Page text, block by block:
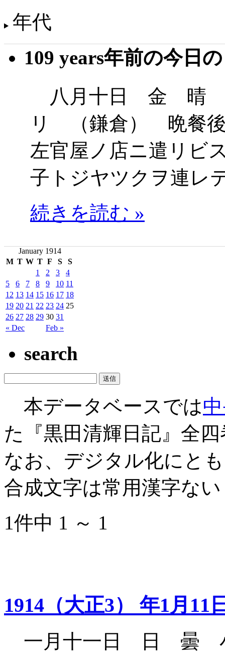
年代
109 years年前の今日
八月十日 金 晴
リ （鎌倉） 晩餐後
左官屋ノ店ニ遣リビ
子トジヤツクヲ連レ
続きを読む »
January 1914
M T W T F S S
« Dec Feb »
1 2 3
4
5
6 7 8 9 10 11
12 13 14 15 16 17 18
19 20 21 22 23 24 25
26 27 28 29 30 31
search
本データベースでは
た『黒田清輝日記』全
なお、デジタル化にと
合成文字は常用漢字な
1件中 1 ～ 1
1914（大正3） 年1月11
一月十一日 日 曇